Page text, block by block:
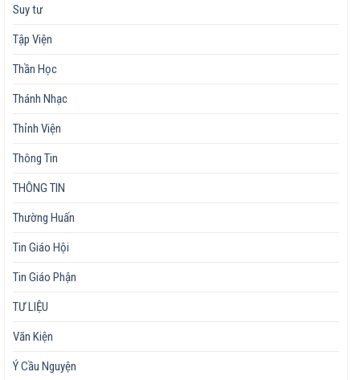
Suy tư
Tập Viện
Thần Học
Thánh Nhạc
Thỉnh Viện
Thông Tin
THÔNG TIN
Thường Huấn
Tin Giáo Hội
Tin Giáo Phận
TƯ LIỆU
Văn Kiện
Ý Cầu Nguyện